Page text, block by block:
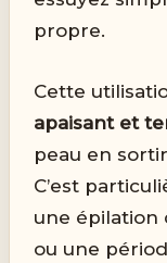
propre.
Cette
apaisant et
peau en
C’est
une épilation
ou une